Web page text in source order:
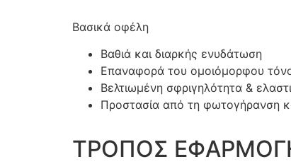
Βασικά οφέλη
Βαθιά και διαρκής ενυδάτωση
Επαναφορά του ομοιόμορφου
Βελτιωμένη σφριγηλότητα &
Προστασία από τη φωτογήρανση
ΤΡΟΠΟΣ